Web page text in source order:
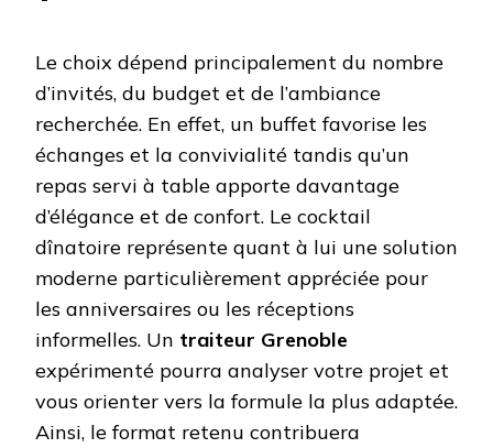
Le choix dépend principalement du nombre
d’invités, du budget et de l’ambiance
recherchée. En effet, un buffet favorise les
échanges et la convivialité tandis qu’un
repas servi à table apporte davantage
d’élégance et de confort. Le cocktail
dînatoire représente quant à lui une solution
moderne particulièrement appréciée pour
les anniversaires ou les réceptions
informelles. Un traiteur Grenoble
expérimenté pourra analyser votre projet et
vous orienter vers la formule la plus adaptée.
Ainsi, le format retenu contribuera